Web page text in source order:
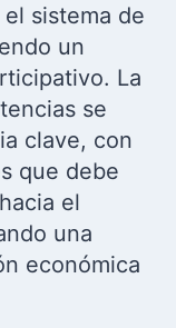
sistema de
un
La
se
clave, con
que debe
el
una
económica